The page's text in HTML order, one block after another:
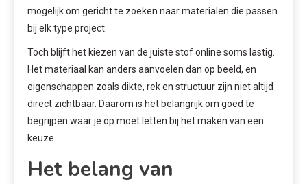
mogelijk om gericht te zoeken naar materialen die passen
bij elk type project.
Toch blijft het kiezen van de juiste stof online soms lastig.
Het materiaal kan anders aanvoelen dan op beeld, en
eigenschappen zoals dikte, rek en structuur zijn niet altijd
direct zichtbaar. Daarom is het belangrijk om goed te
begrijpen waar je op moet letten bij het maken van een
keuze.
Het belang van